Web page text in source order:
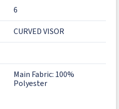
6
CURVED VISOR
Main Fabric: 100%
Polyester